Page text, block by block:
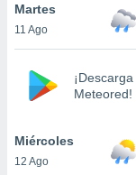
cookies
aceptar
Martes
11 Ago
¡Descarga
Meteored!
Miércoles
12 Ago